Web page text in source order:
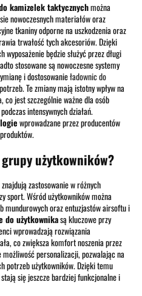
kamizelek taktycznychmożna
nowoczesnych materiałów oraz
tkaniny odporne na uszkodzenia oraz
trwałość tych akcesoriów. Dzięki
będzie służyć przez długi
stosowane są nowoczesne systemy
i dostosowanieładownic do
Te zmiany mają istotny wpływ na
jest szczególnie ważne dla osób
intensywnych działań.
wprowadzane przez producentów
użytkowników?
znajdują zastosowanie w różnych
sport. Wśród użytkowników można
mundurowych oraz entuzjastów airsoftu i
do użytkownikasą kluczowe przy
wprowadzają rozwiązania
co zwiększa komfort noszenia przez
personalizacji, pozwalając na
potrzeb użytkowników. Dzięki temu
stają się jeszcze bardziej funkcjonalne i